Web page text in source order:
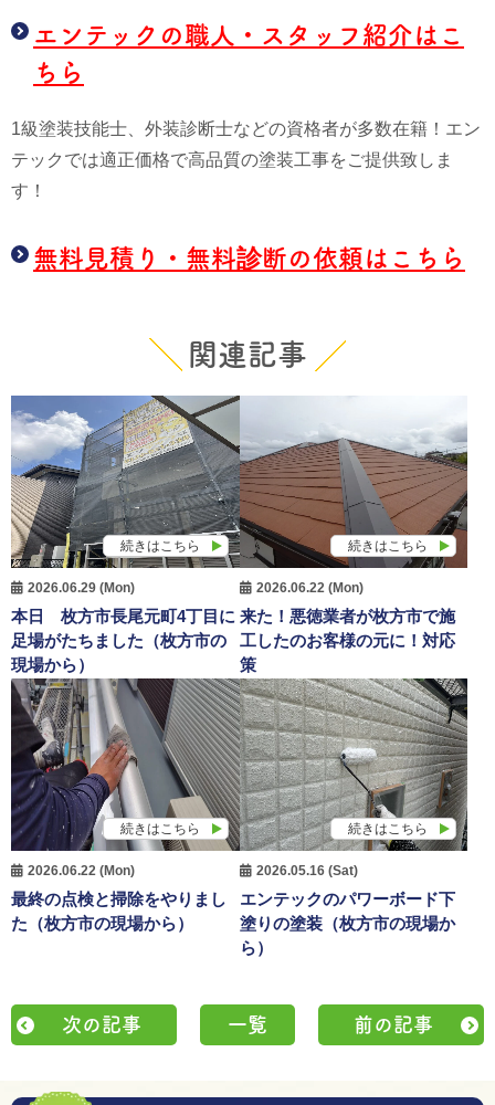
エンテックの職人・スタッフ紹介はこ
ちら
1級塗装技能士、外装診断士などの資格者が多数在籍！エン
テックでは適正価格で高品質の塗装工事をご提供致しま
す！
無料見積り・無料診断の依頼はこちら
関連記事
続きはこちら
2026.06.29 (Mon)
本日 枚方市長尾元町4丁目に
足場がたちました（枚方市の
現場から）
続きはこちら
2026.06.22 (Mon)
来た！悪徳業者が枚方市で施
工したのお客様の元に！対応
策
続きはこちら
2026.06.22 (Mon)
最終の点検と掃除をやりまし
た（枚方市の現場から）
続きはこちら
2026.05.16 (Sat)
エンテックのパワーボード下
塗りの塗装（枚方市の現場か
ら）
次の記事 一覧 前の記事